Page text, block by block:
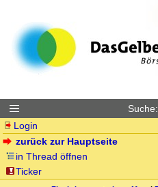
Suche:
Login
zurück zur Hauptseite
in Thread öffnen
Ticker